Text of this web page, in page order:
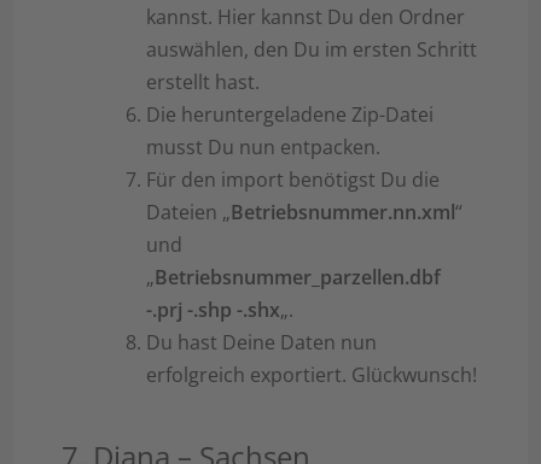
kannst. Hier kannst Du den Ordner
auswählen, den Du im ersten Schritt
erstellt hast.
Die heruntergeladene Zip-Datei
musst Du nun entpacken.
Für den import benötigst Du die
Dateien „Betriebsnummer.nn.xml“
und
„Betriebsnummer_parzellen.dbf
-.prj -.shp -.shx„.
Du hast Deine Daten nun
erfolgreich exportiert. Glückwunsch!